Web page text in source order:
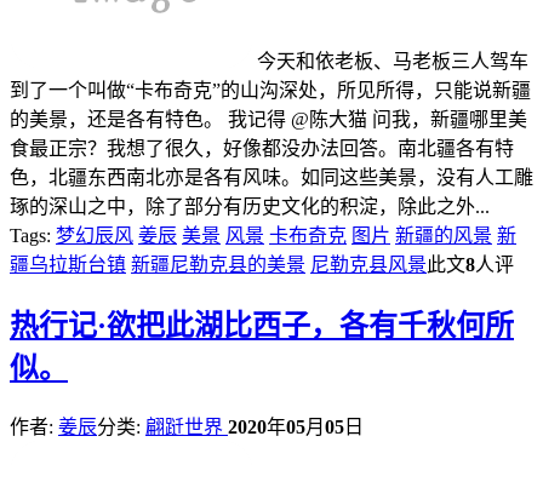
今天和依老板、马老板三人驾车
到了一个叫做“卡布奇克”的山沟深处，所见所得，只能说新疆
的美景，还是各有特色。 我记得 @陈大猫 问我，新疆哪里美
食最正宗？我想了很久，好像都没办法回答。南北疆各有特
色，北疆东西南北亦是各有风味。如同这些美景，没有人工雕
琢的深山之中，除了部分有历史文化的积淀，除此之外...
Tags: 梦幻辰风 姜辰 美景 风景 卡布奇克 图片 新疆的风景 新
疆乌拉斯台镇 新疆尼勒克县的美景 尼勒克县风景此文8人评
热行记·欲把此湖比西子，各有千秋何所
似。
作者: 姜辰分类: 翩跹世界 2020年05月 05 日